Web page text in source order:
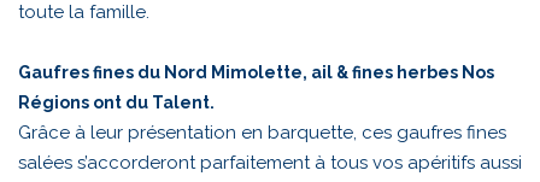
toute la famille.
Gaufres fines du Nord Mimolette, ail & fines herbes Nos
Régions ont du Talent.
Grâce à leur présentation en barquette, ces gaufres fines
salées s’accorderont parfaitement à tous vos apéritifs aussi